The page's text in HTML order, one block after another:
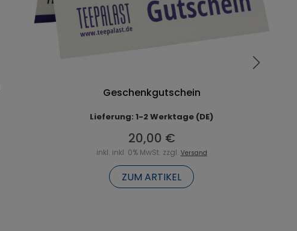
Geschenkgutschein
Lieferung: 1-2 Werktage (DE)
20,00 €
inkl. inkl. 0% MwSt. zzgl. Versand
ZUM ARTIKEL